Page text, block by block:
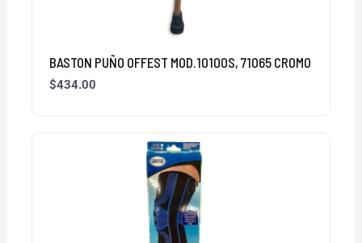
BASTON PUÑO OFFEST MOD.10100S, 71065 CROMO
$434.00